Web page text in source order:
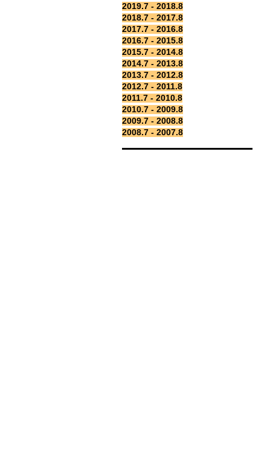
2019.7 - 2018.8
2018.7 - 2017.8
2017.7 - 2016.8
2016.7 - 2015.8
2015.7 - 2014.8
2014.7 - 2013.8
2013.7 - 2012.8
2012.7 - 2011.8
2011.7 - 2010.8
2010.7 - 2009.8
2009.7 - 2008.8
2008.7 - 2007.8